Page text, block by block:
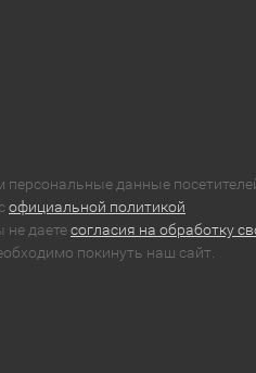
данные
официальной политикой
не даетесогласия на обработку
покинуть наш сайт.